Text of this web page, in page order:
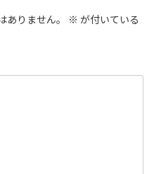
りません。 ※ が付いている